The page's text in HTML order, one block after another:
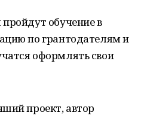
обучение в
по грантодателям и
оформлять свои
проект, автор